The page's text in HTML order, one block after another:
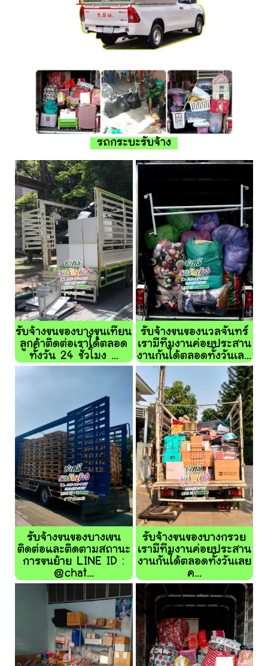
รถกระบะรับจ้าง
รับจ้างขนของบางขุนเทียน
ลูกค้าติดต่อเราได้ตลอด
ทั้งวัน 24 ชั่วโมง ...
รับจ้างขนของนวลจันทร์
เรามีทีมงานค่อยประสาน
งานกันได้ตลอดทั้งวันเล...
รับจ้างขนของบางเขน
ติดต่อและติดตามสถานะ
การขนย้าย LINE ID :
@chat...
รับจ้างขนของบางกรวย
เรามีทีมงานค่อยประสาน
งานกันได้ตลอดทั้งวันเลย
ค...